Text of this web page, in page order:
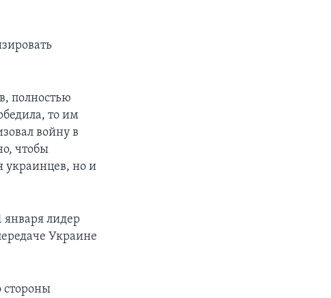
полностью
то им
войну в
чтобы
украинцев, но и
января лидер
Украине
стороны